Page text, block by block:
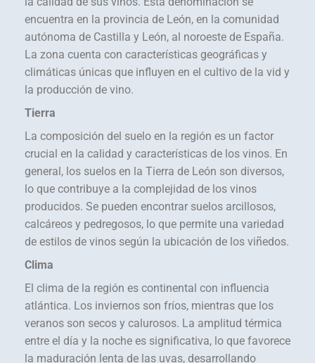
encuentra en la provincia de León, en la comunidad
autónoma de Castilla y León, al noroeste de España.
La zona cuenta con características geográficas y
climáticas únicas que influyen en el cultivo de la vid y
la producción de vino.
Tierra
La composición del suelo en la región es un factor
crucial en la calidad y características de los vinos. En
general, los suelos en la Tierra de León son diversos,
lo que contribuye a la complejidad de los vinos
producidos. Se pueden encontrar suelos arcillosos,
calcáreos y pedregosos, lo que permite una variedad
de estilos de vinos según la ubicación de los viñedos.
Clima
El clima de la región es continental con influencia
atlántica. Los inviernos son fríos, mientras que los
veranos son secos y calurosos. La amplitud térmica
entre el día y la noche es significativa, lo que favorece
la maduración lenta de las uvas, desarrollando